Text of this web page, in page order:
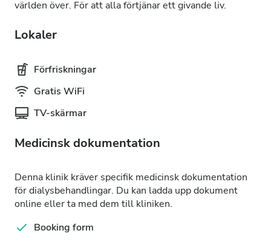
världen över. För att alla förtjänar ett givande liv.
Lokaler
Förfriskningar
Gratis WiFi
TV-skärmar
Medicinsk dokumentation
Denna klinik kräver specifik medicinsk dokumentation
för dialysbehandlingar. Du kan ladda upp dokument
online eller ta med dem till kliniken.
Booking form